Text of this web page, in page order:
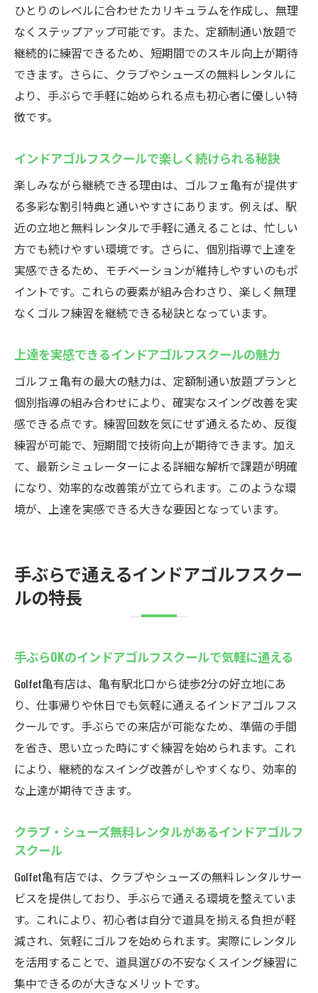
レンタルサービス
荷物不要で通えるインドアゴルフスクール
の利便性
インドアゴルフスクールのサービス内容を
チェック
初心者でも安心のゴルフェ亀有店の特徴
はじめてでも安心なインドアゴルフスクー
インドアゴルフスクールで丁寧なサポート
を体感
初心者向けカリキュラムが充実したインド
アゴルフスクール
インドアゴルフスクールで楽しく続けるコ
ツを紹介
の特徴
初めての方も満足できるインドアゴルフス
クール選び
ひとりのレベルに合わせたカリキュラムを作成し、無理
なくステップアップ可能です。また、定額制通い放題で
継続的に練習できるため、短期間でのスキル向上が期待
できます。さらに、クラブやシューズの無料レンタルに
より、手ぶらで手軽に始められる点も初心者に優しい特
徴です。
インドアゴルフスクールで楽しく続けられる秘訣
楽しみながら継続できる理由は、ゴルフェ亀有が提供す
る多彩な割引特典と通いやすさにあります。例えば、駅
近の立地と無料レンタルで手軽に通えることは、忙しい
方でも続けやすい環境です。さらに、個別指導で上達を
実感できるため、モチベーションが維持しやすいのもポ
イントです。これらの要素が組み合わさり、楽しく無理
なくゴルフ練習を継続できる秘訣となっています。
上達を実感できるインドアゴルフスクールの魅力
ゴルフェ亀有の最大の魅力は、定額制通い放題プランと
個別指導の組み合わせにより、確実なスイング改善を実
感できる点です。練習回数を気にせず通えるため、反復
練習が可能で、短期間で技術向上が期待できます。加え
て、最新シミュレーターによる詳細な解析で課題が明確
になり、効率的な改善策が立てられます。このような環
境が、上達を実感できる大きな要因となっています。
手ぶらで通えるインドアゴルフスクー
ルの特長
手ぶらOKのインドアゴルフスクールで気軽に通える
Golfet亀有店は、亀有駅北口から徒歩2分の好立地にあ
り、仕事帰りや休日でも気軽に通えるインドアゴルフス
クールです。手ぶらでの来店が可能なため、準備の手間
を省き、思い立った時にすぐ練習を始められます。これ
により、継続的なスイング改善がしやすくなり、効率的
な上達が期待できます。
クラブ・シューズ無料レンタルがあるインドアゴルフ
スクール
Golfet亀有店では、クラブやシューズの無料レンタルサー
ビスを提供しており、手ぶらで通える環境を整えていま
す。これにより、初心者は自分で道具を揃える負担が軽
減され、気軽にゴルフを始められます。実際にレンタル
を活用することで、道具選びの不安なくスイング練習に
集中できるのが大きなメリットです。